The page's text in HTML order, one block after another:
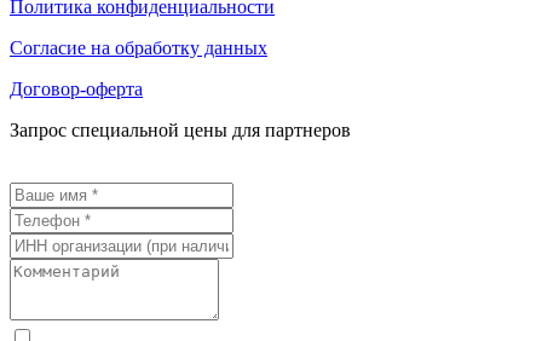
Политика конфиденциальности
Согласие на обработку данных
Договор-оферта
Запрос специальной цены для партнеров